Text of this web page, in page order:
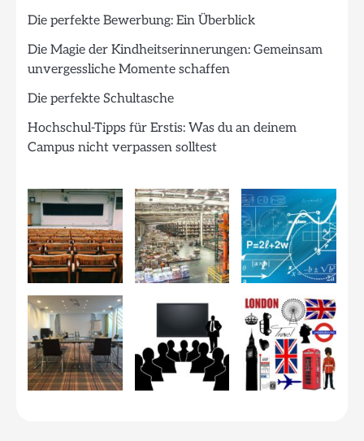
Die perfekte Bewerbung: Ein Überblick
Die Magie der Kindheitserinnerungen: Gemeinsam
unvergessliche Momente schaffen
Die perfekte Schultasche
Hochschul-Tipps für Erstis: Was du an deinem
Campus nicht verpassen solltest